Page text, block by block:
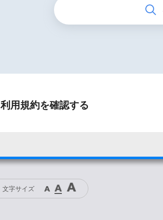
利用規約を確認する
文字サイズ